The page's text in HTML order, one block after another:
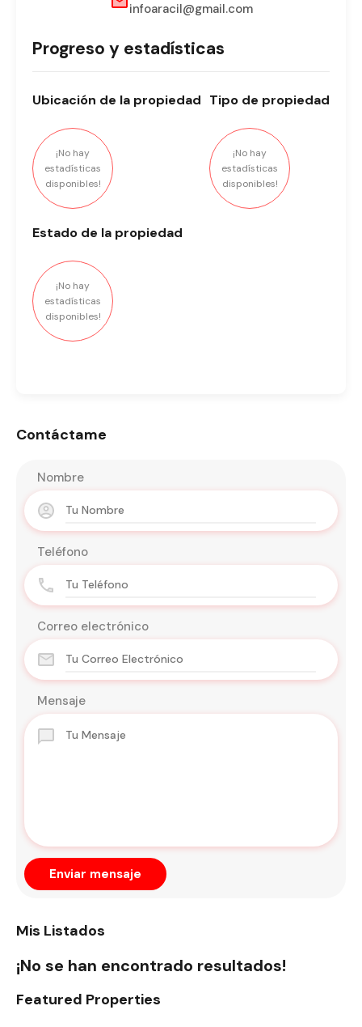
infoaracil@gmail.com
Progreso y estadísticas
Ubicación de la propiedad
¡No hay
estadísticas
disponibles!
Tipo de propiedad
¡No hay
estadísticas
disponibles!
Estado de la propiedad
¡No hay
estadísticas
disponibles!
Contáctame
Nombre
Teléfono
Correo electrónico
Mensaje
Enviar mensaje
Mis Listados
¡No se han encontrado resultados!
Featured Properties